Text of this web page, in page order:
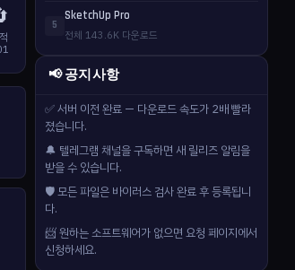
5
SketchUp Pro
전체 143.6K 다운로드
📢 공지사항
✅ 서버 이전 완료 — 다운로드 속도가 2배 빨라
졌습니다.
🔔 텔레그램 채널을 구독하면 새 릴리즈 알림을
받을 수 있습니다.
🛡️ 모든 파일은 바이러스 검사 완료 후 등록됩니
다.
📨 원하는 소프트웨어가 없으면 요청 페이지에서
신청하세요.